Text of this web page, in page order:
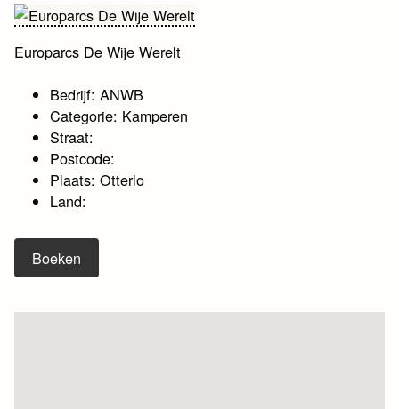
Europarcs De Wije Werelt
Bedrijf: ANWB
Categorie: Kamperen
Straat:
Postcode:
Plaats: Otterlo
Land:
Boeken